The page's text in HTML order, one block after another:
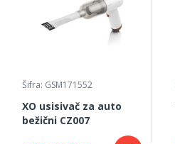
Šifra: GSM171552
XO usisivač za auto
bežični CZ007